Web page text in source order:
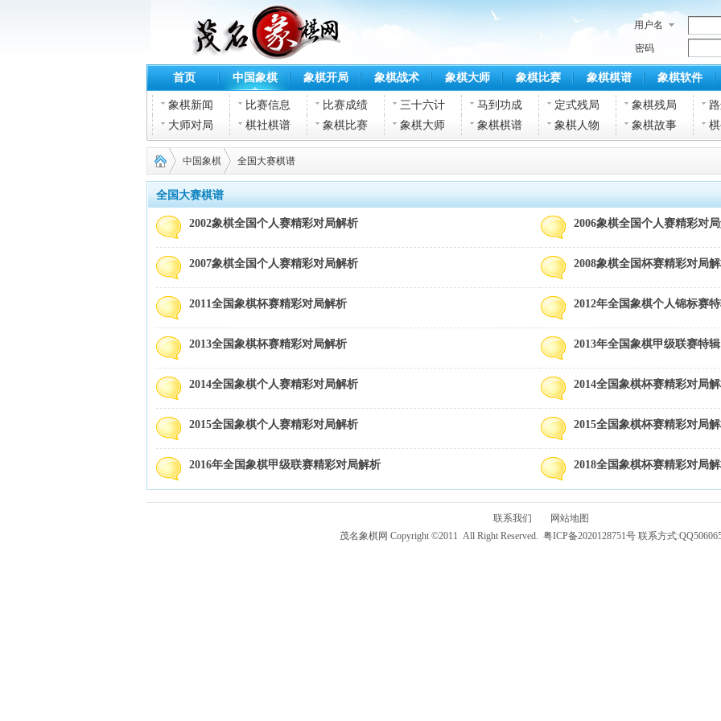
用户名
密码
首页 中国象棋 象棋开局 象棋战术 象棋大师 象棋比赛 象棋棋谱 象棋软件
象棋新闻 比赛信息 比赛成绩 三十六计 马到功成 定式残局 象棋残局
大师对局
棋社棋谱 象棋比赛 象棋大师 象棋棋谱 象棋人物 象棋故事
茂名
象棋
»
中国象棋
›
全国大赛棋谱
全国大赛棋谱
2002象棋全国个人赛精彩对局解析 2006象棋全国个人赛精彩对
2007象棋全国个人赛精彩对局解析 2008象棋全国杯赛精彩对局
2011全国象棋杯赛精彩对局解析 2012年全国象棋个人锦标赛
2013全国象棋杯赛精彩对局解析 2013年全国象棋甲级联赛特辑
2014全国象棋个人赛精彩对局解析 2014全国象棋杯赛精彩对局
2015全国象棋个人赛精彩对局解析 2015全国象棋杯赛精彩对局
2016年全国象棋甲级联赛精彩对局解析 2018全国象棋杯赛精彩对局
联系我们
网站地图
茂名象棋网 Copyright ©2011 All Right Reserved. 粤ICP备2020128751号 联系方式